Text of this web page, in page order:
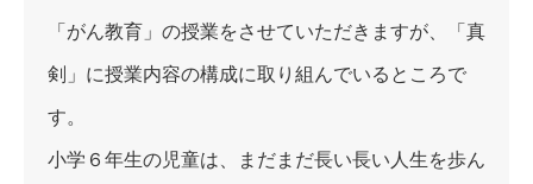
「がん教育」の授業をさせていただきますが、「真
剣」に授業内容の構成に取り組んでいるところで
す。
小学６年生の児童は、まだまだ長い長い人生を歩ん